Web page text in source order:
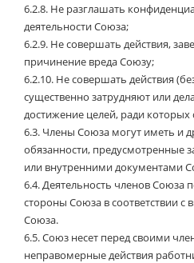
6.2.8. Не разглашать
деятельности Союза;
6.2.9. Не совершать действия,
причинение вреда Союзу;
6.2.10. Не совершать действия
существенно затрудняют или
достижение целей, ради которых
6.3. Члены Союза могут иметь и
обязанности, предусмотренные
или внутренними документами
6.4. Деятельность членов Союза
стороны Союза в соответствии
Союза.
6.5.Союз несет перед своими
неправомерные действия